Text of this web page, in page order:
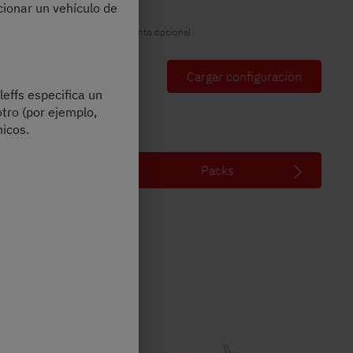
La foto puede incluir equipamiento opcional
Cargar configuración
Packs
un vehículo de
especifica un
(por ejemplo,